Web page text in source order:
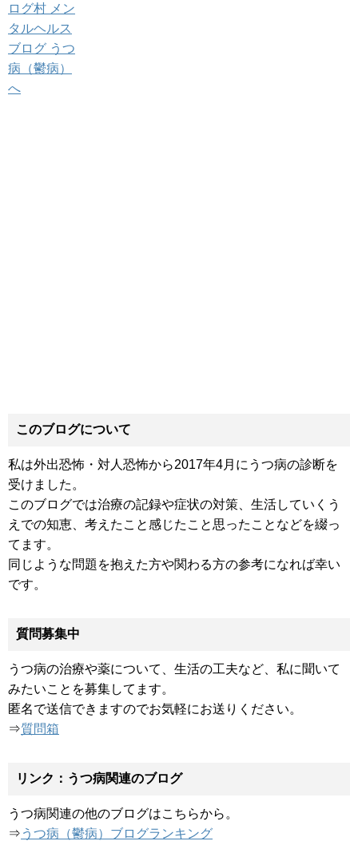
このブログについて
私は外出恐怖・対人恐怖から2017年4月にうつ病の診断を
受けました。
このブログでは治療の記録や症状の対策、生活していくう
えでの知恵、考えたこと感じたこと思ったことなどを綴っ
てます。
同じような問題を抱えた方や関わる方の参考になれば幸い
です。
質問募集中
うつ病の治療や薬について、生活の工夫など、私に聞いて
みたいことを募集してます。
匿名で送信できますのでお気軽にお送りください。
⇒質問箱
リンク：うつ病関連のブログ
うつ病関連の他のブログはこちらから。
⇒ うつ病（鬱病）ブログランキング